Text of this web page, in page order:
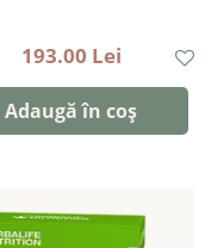
193.00 Lei
Adaugă în coș